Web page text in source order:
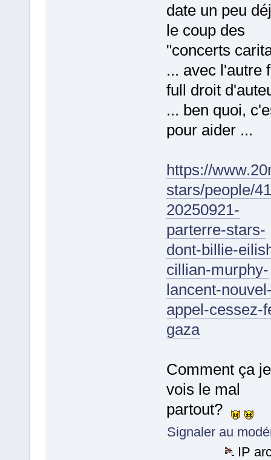
date un peu
le coup des
"concerts
... avec l'autre
full droit
... ben quoi,
pour aider ...
https://
stars/people/
20250921-
parterre-stars-
dont-billie-
cillian-murphy-
lancent-
appel-cessez-
gaza
Comment ça je
vois le mal
partout?
Signaler au
IP